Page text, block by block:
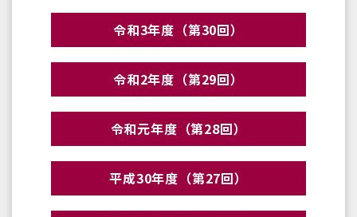
令和3年度（第30回）
令和2年度（第29回）
令和元年度（第28回）
平成30年度（第27回）